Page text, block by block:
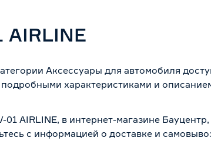
AIRLINE
Аксессуары для автомобиля
характеристиками и
AIRLINE, в интернет-магазине
с информацией о доставке и